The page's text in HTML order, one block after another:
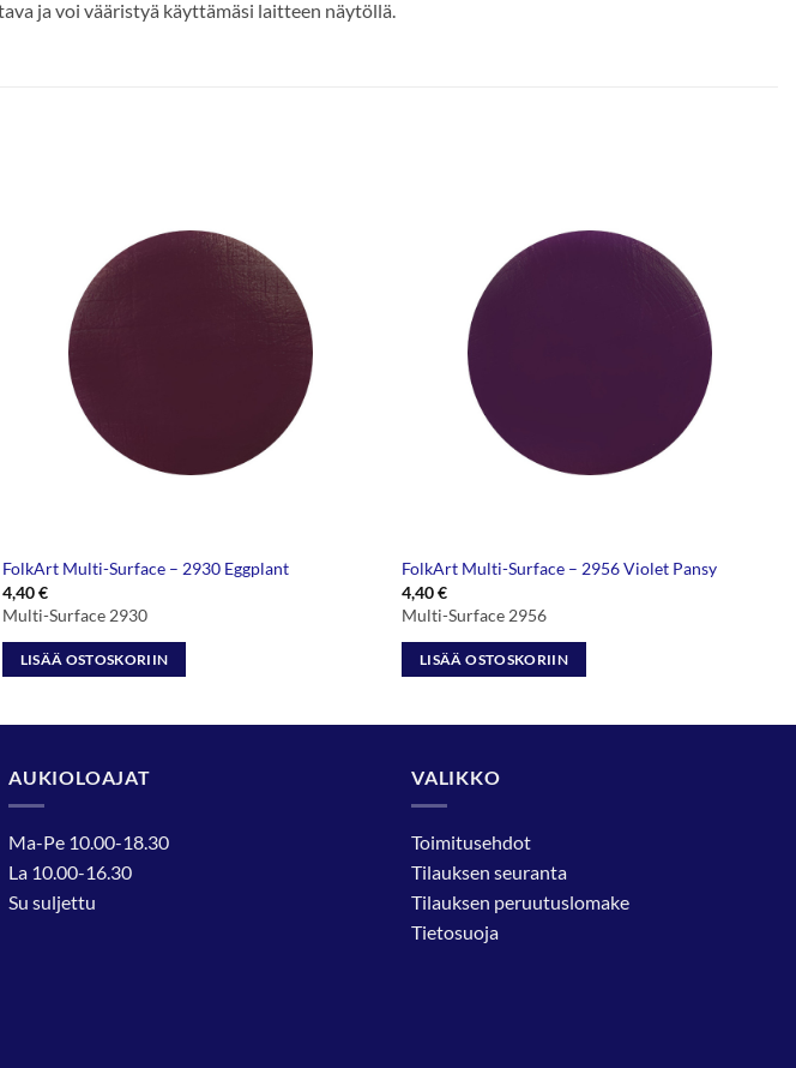
ja voi vääristyä käyttämäsi laitteen näytöllä.
FolkArt Multi-Surface – 2930 Eggplant
4,40€
Multi-Surface 2930
LISÄÄ OSTOSKORIIN
FolkArt Multi-Surface – 2956 Violet Pansy
4,40€
Multi-Surface 2956
LISÄÄ OSTOSKORIIN
AUKIOLOAJAT
Ma-Pe 10.00-18.30
La 10.00-16.30
Su suljettu
VALIKKO
Toimitusehdot
Tilauksen seuranta
Tilauksen peruutuslomake
Tietosuoja